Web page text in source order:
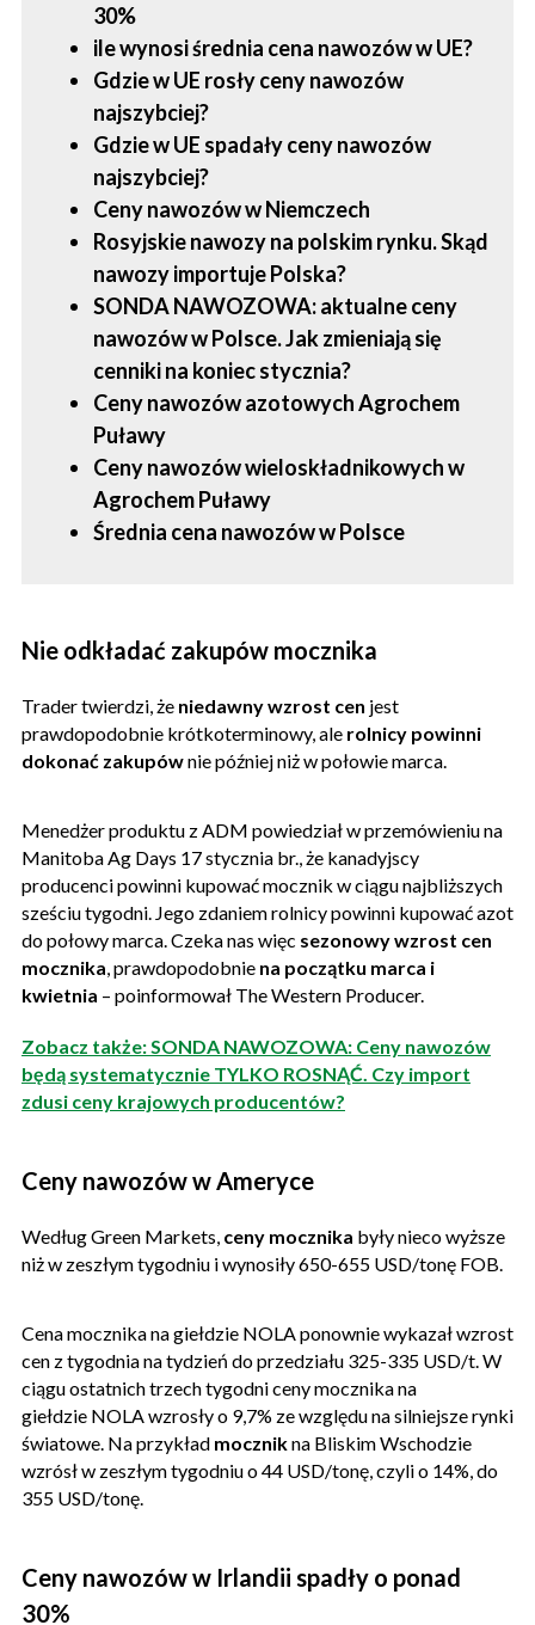
30%
ile wynosi średnia cena nawozów w UE?
Gdzie w UE rosły ceny nawozów
najszybciej?
Gdzie w UE spadały ceny nawozów
najszybciej?
Ceny nawozów w Niemczech
Rosyjskie nawozy na polskim rynku. Skąd
nawozy importuje Polska?
SONDA NAWOZOWA: aktualne ceny
nawozów w Polsce. Jak zmieniają się
cenniki na koniec stycznia?
Ceny nawozów azotowych Agrochem
Puławy
Ceny nawozów wieloskładnikowych w
Agrochem Puławy
Średnia cena nawozów w Polsce
Nie odkładać zakupów mocznika
Trader twierdzi, że niedawny wzrost cen jest
prawdopodobnie krótkoterminowy, ale rolnicy powinni
dokonać zakupównie później niż w połowie marca.
Menedżer produktu z ADM powiedział w przemówieniu na
Manitoba Ag Days 17 stycznia br., że kanadyjscy
producenci powinni kupować mocznik w ciągu najbliższych
sześciu tygodni. Jego zdaniem rolnicy powinni kupować azot
do połowy marca. Czeka nas więc sezonowy wzrost cen
mocznika , prawdopodobnie na początku marca i
kwietnia – poinformował The Western Producer.
Zobacz także: SONDA NAWOZOWA: Ceny nawozów
będą systematycznie TYLKO ROSNĄĆ. Czy import
zdusi ceny krajowych producentów?
Ceny nawozów w Ameryce
Według Green Markets, ceny mocznika były nieco wyższe
niż w zeszłym tygodniu i wynosiły 650-655 USD/tonę FOB.
Cena mocznika na giełdzie NOLA ponownie wykazał wzrost
cen z tygodnia na tydzień do przedziału 325-335 USD/t. W
ciągu ostatnich trzech tygodni ceny mocznika na
giełdzie NOLA wzrosły o 9,7% ze względu na silniejsze rynki
światowe. Na przykład mocznikna Bliskim Wschodzie
wzrósł w zeszłym tygodniu o 44 USD/tonę, czyli o 14%, do
355 USD/tonę.
Ceny nawozów w Irlandii spadły o ponad
30%